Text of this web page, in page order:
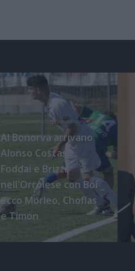
Al Bonorva arrivano
Alonso Costas,
Foddai e Brizzi,
nell'Orrolese con Boi
ecco Morleo, Choflas
e Timon